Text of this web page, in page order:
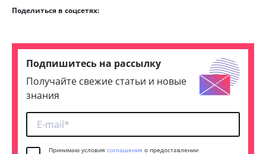
Поделиться в соцсетях:
Подпишитесь на рассылку
Получайте свежие статьи и новые
знания
Принимаю условия соглашения о предоставлении